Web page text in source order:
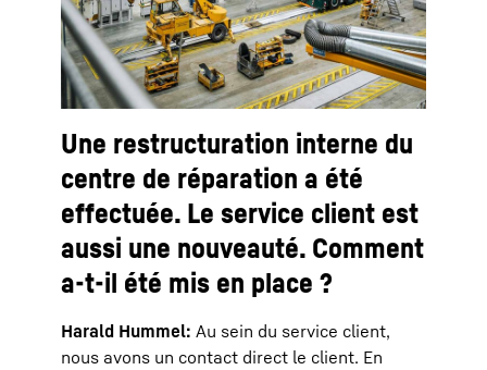
Une restructuration interne du
centre de réparation a été
effectuée. Le service client est
aussi une nouveauté. Comment
a-t-il été mis en place ?
Harald Hummel: Au sein du service client,
nous avons un contact direct le client. En